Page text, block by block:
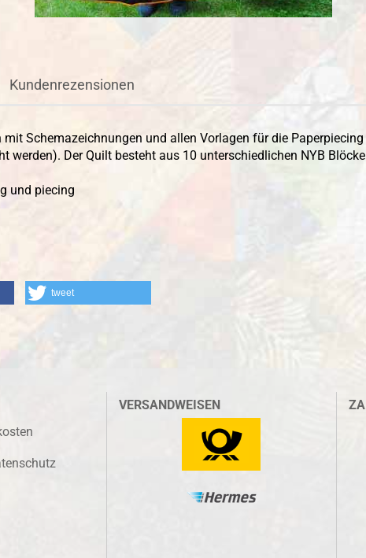
Kundenrezensionen
Schemazeichnungen und allen Vorlagen für die
werden). Der Quilt besteht aus 10 unterschiedlichen NYB
und piecing
tweet
VERSANDWEISEN